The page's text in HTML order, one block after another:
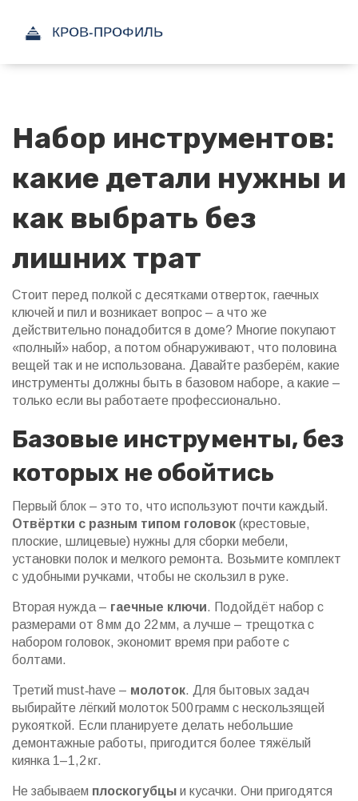
Набор инструментов:
какие детали нужны и
как выбрать без
лишних трат
Стоит перед полкой с десятками отверток, гаечных
ключей и пил и возникает вопрос – а что же
действительно понадобится в доме? Многие покупают
«полный» набор, а потом обнаруживают, что половина
вещей так и не использована. Давайте разберём, какие
инструменты должны быть в базовом наборе, а какие –
только если вы работаете профессионально.
Базовые инструменты, без
которых не обойтись
Первый блок – это то, что используют почти каждый.
Отвёртки с разным типом головок (крестовые,
плоские, шлицевые) нужны для сборки мебели,
установки полок и мелкого ремонта. Возьмите комплект
с удобными ручками, чтобы не скользил в руке.
Вторая нужда – гаечные ключи. Подойдёт набор с
размерами от 8 мм до 22 мм, а лучше – трещотка с
набором головок, экономит время при работе с
болтами.
Третий must‑have – молоток. Для бытовых задач
выбирайте лёгкий молоток 500 грамм с нескользящей
рукояткой. Если планируете делать небольшие
демонтажные работы, пригодится более тяжёлый
киянка 1–1,2 кг.
Не забываем плоскогубцы и кусачки. Они пригодятся